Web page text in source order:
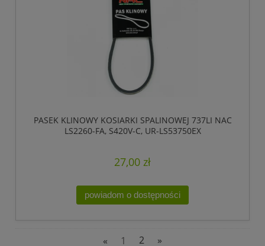
PASEK KLINOWY KOSIARKI SPALINOWEJ 737LI NAC
LS2260-FA, S420V-C, UR-LS53750EX
27,00 zł
powiadom o dostępności
« 1 2 »